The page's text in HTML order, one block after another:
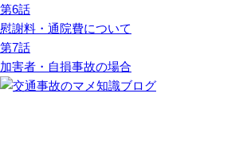
第6話
慰謝料・通院費について
第7話
加害者・自損事故の場合